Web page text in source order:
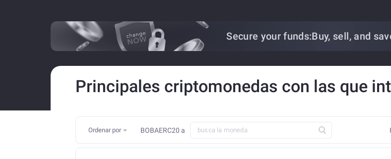
Secure your funds:Buy, sell, and
Principales criptomonedas con las que
Ordenar por BOBAERC20 a